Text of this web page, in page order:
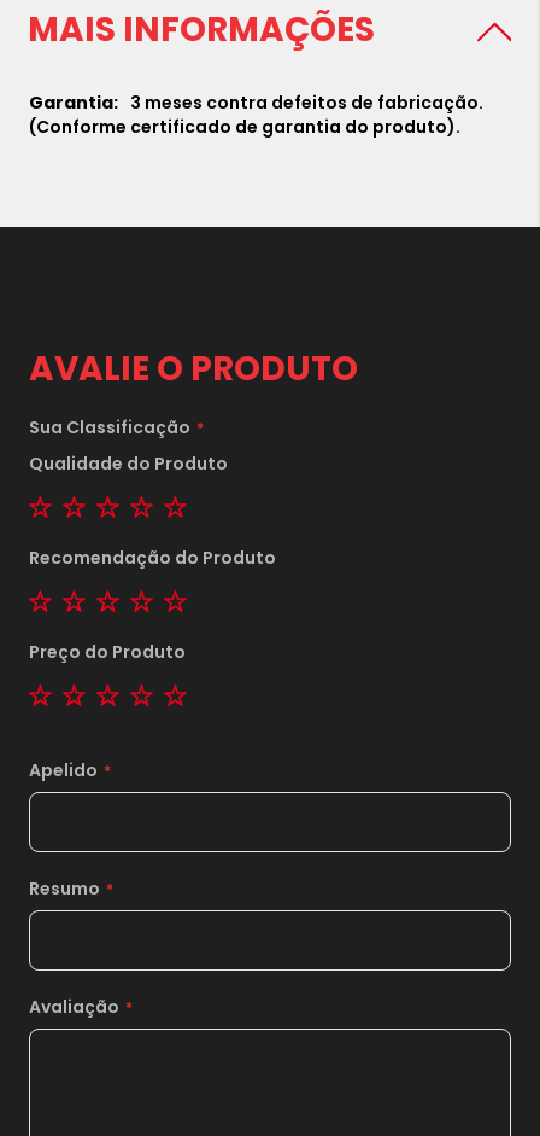
1xsem juros de 769,00
sem juros de
MAIS INFORMAÇÕES
3 meses contra defeitos de fabricação.
(Conforme certificado de garantia do produto).
AVALIE O PRODUTO
Sua Classificação
Qualidade do Produto
1 star2 stars3 stars4 stars
Recomendação do Produto
1 star2 stars3 stars4 stars
Preço do Produto
1 star2 stars3 stars4 stars
Apelido
Resumo
Avaliação